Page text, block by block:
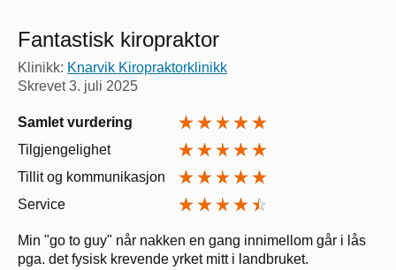
Fantastisk kiropraktor
Klinikk: Knarvik Kiropraktorklinikk
Skrevet3. juli 2025
Samlet vurdering
Tilgjengelighet
Tillit og kommunikasjon
Service
Min "go to guy" når nakken en gang innimellom går i lås
pga. det fysisk krevende yrket mitt i landbruket.